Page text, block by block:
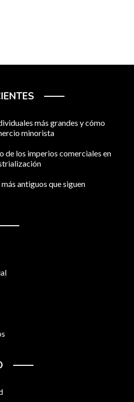
más grandes y cómo
minorista
de los imperios comerciales en
antiguos que siguen